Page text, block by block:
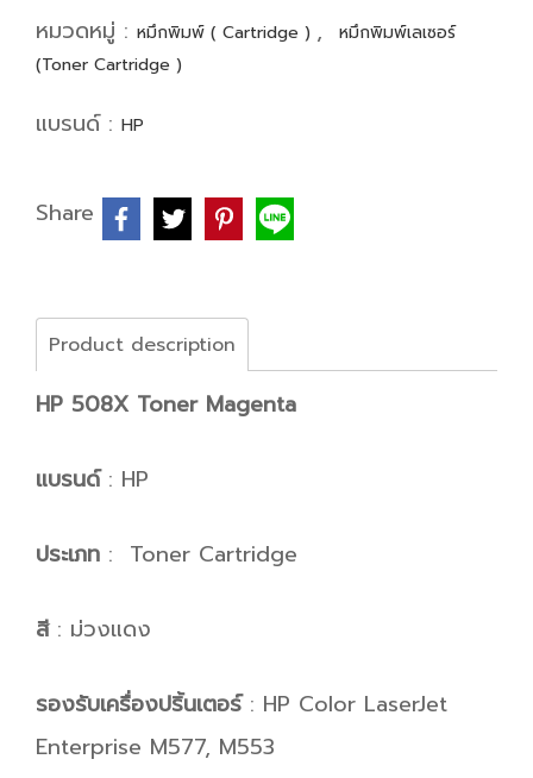
หมวดหมู่ : หมึกพิมพ์ ( Cartridge ) ,
หมึกพิมพ์เลเซอร์
(Toner Cartridge )
แบรนด์ : HP
Share
Product description
HP 508X Toner Magenta
แบรนด์: HP
ประเภท : Toner Cartridge
สี: ม่วงแดง
รองรับเครื่องปริ้นเตอร์: HP Color LaserJet
Enterprise M577, M553